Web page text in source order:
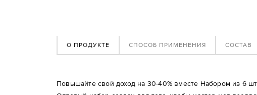
О ПРОДУКТЕ СПОСОБ ПРИМЕНЕНИЯ СОСТАВ
Повышайте свой доход на 30-40% вместе Набором из 6